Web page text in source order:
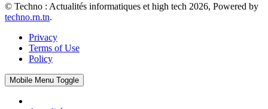
© Techno : Actualités informatiques et high tech 2026, Powered by
techno.rn.tn.
Privacy
Terms of Use
Policy
Mobile Menu Toggle